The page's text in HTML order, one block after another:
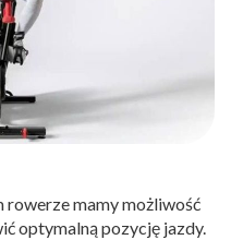
mamy możliwość
optymalną pozycję jazdy.